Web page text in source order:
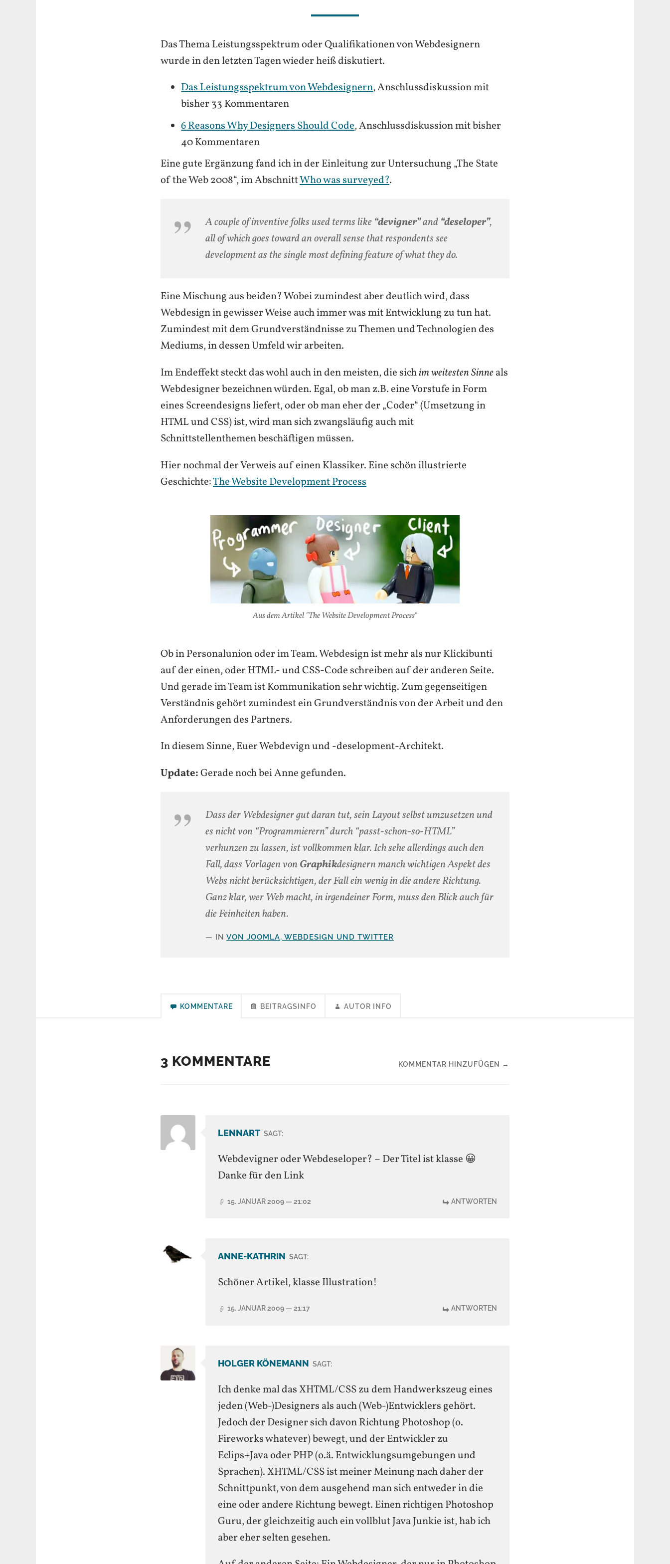
Das Thema Leistungsspektrum oder Qualifikationen von Webdesignern
wurde in den letzten Tagen wieder heiß diskutiert.
Das Leistungsspektrum von Webdesignern, Anschlussdiskussion mit
bisher 33 Kommentaren
6 Reasons Why Designers Should Code, Anschlussdiskussion mit bisher
40 Kommentaren
Eine gute Ergänzung fand ich in der Einleitung zur Untersuchung „The State
of the Web 2008“, im AbschnittWho was surveyed?.
A couple of inventive folks used terms like “devigner”and “deseloper”,
all of which goes toward an overall sense that respondents see
development as the single most defining feature of what they do.
Eine Mischung aus beiden? Wobei zumindest aber deutlich wird, dass
Webdesign in gewisser Weise auch immer was mit Entwicklung zu tun hat.
Zumindest mit dem Grundverständnisse zu Themen und Technologien des
Mediums, in dessen Umfeld wir arbeiten.
Im Endeffekt steckt das wohl auch in den meisten, die sichim weitesten Sinneals
Webdesigner bezeichnen würden. Egal, ob man z.B. eine Vorstufe in Form
eines Screendesigns liefert, oder ob man eher der „Coder“ (Umsetzung in
HTML und CSS) ist, wird man sich zwangsläufig auch mit
Schnittstellenthemen beschäftigen müssen.
Hier nochmal der Verweis auf einen Klassiker. Eine schön illustrierte
Geschichte:The Website Development Process
Aus dem Artikel "The Website Development Process"
Ob in Personalunion oder im Team. Webdesign ist mehr als nur Klickibunti
auf der einen, oder HTML- und CSS-Code schreiben auf der anderen Seite.
Und gerade im Team ist Kommunikation sehr wichtig. Zum gegenseitigen
Verständnis gehört zumindest ein Grundverständnis von der Arbeit und den
Anforderungen des Partners.
In diesem Sinne, Euer Webdevign und -deselopment-Architekt.
Update:Gerade noch bei Anne gefunden.
Dass der Webdesigner gut daran tut, sein Layout selbst umzusetzen und
es nicht von “Programmierern” durch “passt-schon-so-HTML”
verhunzen zu lassen, ist vollkommen klar. Ich sehe allerdings auch den
Fall, dass Vorlagen von Graphikdesignern manch wichtigen Aspekt des
Webs nicht berücksichtigen, der Fall ein wenig in die andere Richtung.
Ganz klar, wer Web macht, in irgendeiner Form, muss den Blick auch für
die Feinheiten haben.
IN VON JOOMLA, WEBDESIGN UND TWITTER
KOMMENTARE BEITRAGSINFO AUTOR INFO
3 KOMMENTARE KOMMENTAR HINZUFÜGEN →
LENNART SAGT:
Webdevigner oder Webdeseloper? – Der Titel ist klasse 😀
Danke für den Link
15. JANUAR 2009 — 21:02 ANTWORTEN
ANNE-KATHRIN SAGT:
Schöner Artikel, klasse Illustration!
15. JANUAR 2009 — 21:17 ANTWORTEN
HOLGER KÖNEMANN SAGT:
Ich denke mal das XHTML/CSS zu dem Handwerkszeug eines
jeden (Web-)Designers als auch (Web-)Entwicklers gehört.
Jedoch der Designer sich davon Richtung Photoshop (o.
Fireworks whatever) bewegt, und der Entwickler zu
Eclips+Java oder PHP (o.ä. Entwicklungsumgebungen und
Sprachen). XHTML/CSS ist meiner Meinung nach daher der
Schnittpunkt, von dem ausgehend man sich entweder in die
eine oder andere Richtung bewegt. Einen richtigen Photoshop
Guru, der gleichzeitig auch ein vollblut Java Junkie ist, hab ich
aber eher selten gesehen.